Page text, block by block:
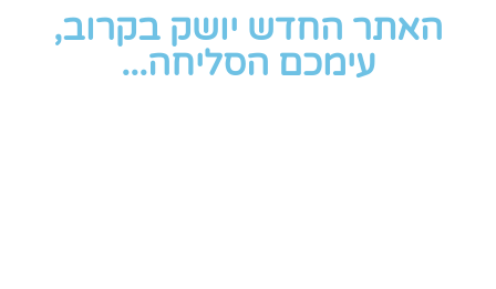
האתר החדש יושק בקרוב,
עימכם הסליחה...